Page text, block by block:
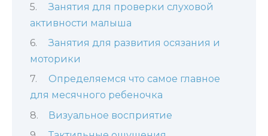
Занятия для проверки слуховой
активности малыша
Занятия для развития осязания и
моторики
Определяемся что самое главное
для месячного ребеночка
Визуальное восприятие